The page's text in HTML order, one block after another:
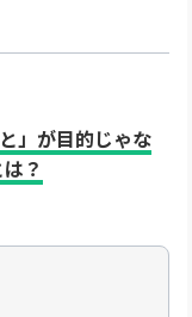
」が目的じゃな
？